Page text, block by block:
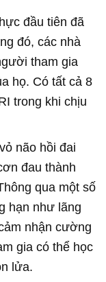
đầu tiên đã
đó, các nhà
tham gia
họ. Có tất cả 8
trong khi chịu
não hồi đai
đau thành
qua một số
hạn như lãng
nhận cường
gia có thể học
lửa.